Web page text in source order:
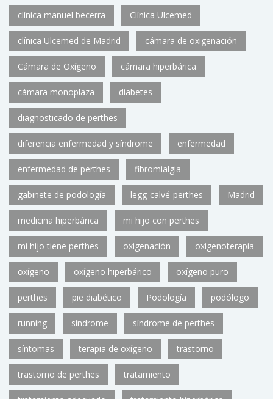
clínica manuel becerra Clínica Ulcemed
clínica Ulcemed de Madrid cámara de oxigenación
Cámara de Oxígeno cámara hiperbárica
cámara monoplaza diabetes
diagnosticado de perthes
diferencia enfermedad y síndrome enfermedad
enfermedad de perthes fibromialgia
gabinete de podología legg-calvé-perthes Madrid
medicina hiperbárica mi hijo con perthes
mi hijo tiene perthes oxigenación oxigenoterapia
oxígeno oxígeno hiperbárico oxígeno puro
perthes pie diabético Podología podólogo
running síndrome síndrome de perthes
síntomas terapia de oxígeno trastorno
trastorno de perthes tratamiento